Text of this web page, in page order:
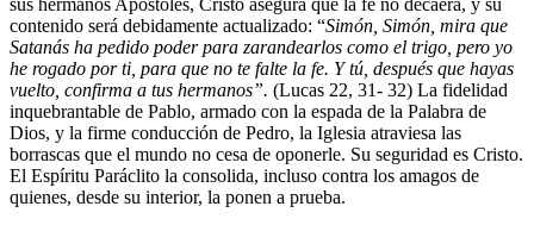
contenido será debidamente actualizado: “Simón, Simón, mira que
Satanás ha pedido poder para zarandearlos como el trigo, pero yo
he rogado por ti, para que no te falte la fe. Y tú, después que hayas
vuelto, confirma a tus hermanos”. (Lucas 22, 31- 32) La fidelidad
inquebrantable de Pablo, armado con la espada de la Palabra de
Dios, y la firme conducción de Pedro, la Iglesia atraviesa las
borrascas que el mundo no cesa de oponerle. Su seguridad es Cristo.
El Espíritu Paráclito la consolida, incluso contra los amagos de
quienes, desde su interior, la ponen a prueba.